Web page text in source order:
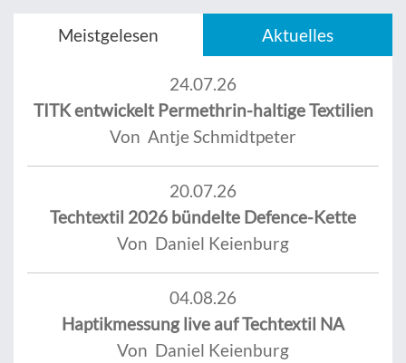
Meistgelesen Aktuelles
24.07.26
TITK entwickelt Permethrin-haltige Textilien
Von Antje Schmidtpeter
20.07.26
Techtextil 2026 bündelte Defence-Kette
Von Daniel Keienburg
04.08.26
Haptikmessung live auf Techtextil NA
Von Daniel Keienburg